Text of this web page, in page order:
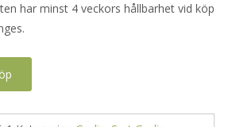
har minst 4 veckors hållbarhet vid köp